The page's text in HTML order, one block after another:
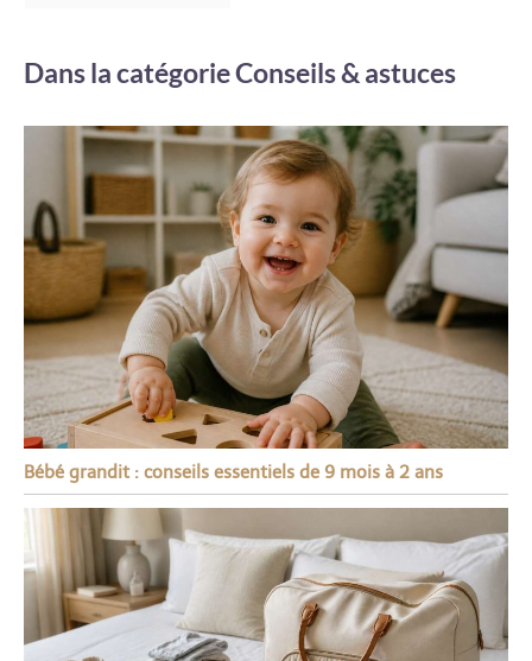
Dans la catégorie Conseils & astuces
Bébé grandit : conseils essentiels de 9 mois à 2 ans